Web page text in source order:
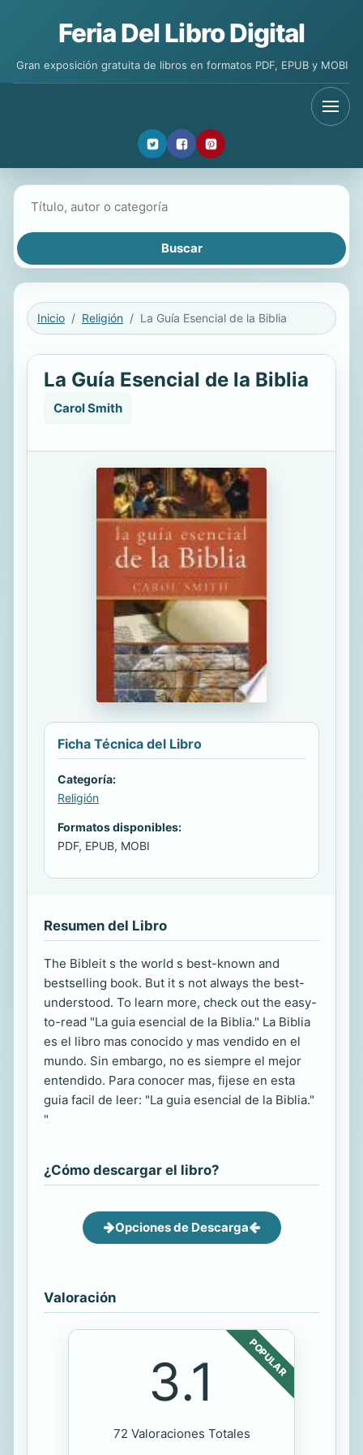
Feria Del Libro Digital
Gran exposición gratuita de libros en formatos PDF, EPUB y MOBI
Inicio Religión La Guía Esencial de la Biblia
La Guía Esencial de la Biblia
Carol Smith
Ficha Técnica del Libro
Categoría:
Religión
Formatos disponibles:
PDF, EPUB, MOBI
Resumen del Libro
The Bibleit s the world s best-known and
bestselling book. But it s not always the best-
understood. To learn more, check out the easy-
to-read "La guia esencial de la Biblia." La Biblia
es el libro mas conocido y mas vendido en el
mundo. Sin embargo, no es siempre el mejor
entendido. Para conocer mas, fijese en esta
guia facil de leer: "La guia esencial de la Biblia."
"
¿Cómo descargar el libro?
Opciones de Descarga
Valoración
POPULAR
3.1
72 Valoraciones Totales